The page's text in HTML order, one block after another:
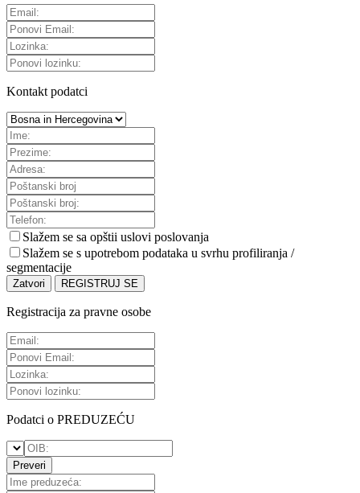
Kontakt podatci
Slažem se sa opštii uslovi poslovanja
Slažem se s upotrebom podataka u svrhu profiliranja /
segmentacije
Zatvori REGISTRUJ SE
Registracija za pravne osobe
Podatci o PREDUZEĆU
Preveri